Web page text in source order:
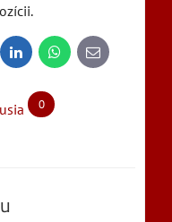
LinkedInWhatsApp
E-
mail
0